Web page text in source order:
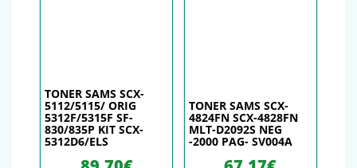
TONER SAMS SCX-
5112/5115/ ORIG
5312F/5315F SF-
830/835P KIT SCX-
5312D6/ELS
TONER SAMS SCX-
4824FN SCX-4828FN
MLT-D2092S NEG
-2000 PAG- SV004A